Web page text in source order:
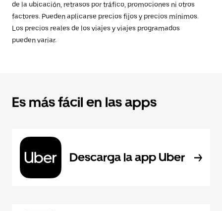
de la ubicación, retrasos por tráfico, promociones ni otros
factores. Pueden aplicarse precios fijos y precios mínimos.
Los precios reales de los viajes y viajes programados
pueden variar.
Es más fácil en las apps
Descarga la app Uber